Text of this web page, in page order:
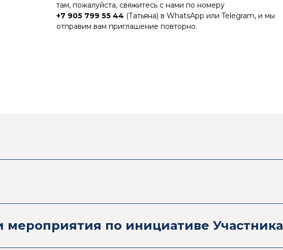
там, пожалуйста, свяжитесь с нами по номеру
+7 905 799 55 44 (Татьяна) в WhatsApp или Telegram, и мы
отправим вам приглашение повторно.
по инициативе Участника